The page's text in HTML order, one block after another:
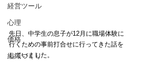
経営ツール
心理
価格
組織づくり
先日、中学生の息子が12月に職場体験に
行くための事前打合せに行ってきた話を
していました。